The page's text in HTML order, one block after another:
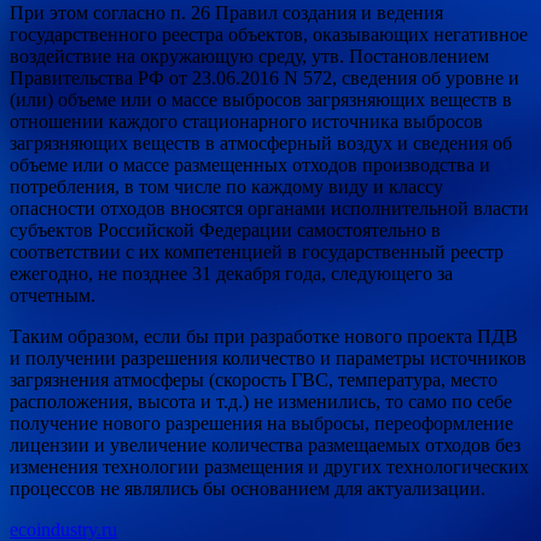
При этом согласно п. 26 Правил создания и ведения
государственного реестра объектов, оказывающих негативное
воздействие на окружающую среду, утв. Постановлением
Правительства РФ от 23.06.2016 N 572, сведения об уровне и
(или) объеме или о массе выбросов загрязняющих веществ в
отношении каждого стационарного источника выбросов
загрязняющих веществ в атмосферный воздух и сведения об
объеме или о массе размещенных отходов производства и
потребления, в том числе по каждому виду и классу
опасности отходов вносятся органами исполнительной власти
субъектов Российской Федерации самостоятельно в
соответствии с их компетенцией в государственный реестр
ежегодно, не позднее 31 декабря года, следующего за
отчетным.
Таким образом, если бы при разработке нового проекта ПДВ
и получении разрешения количество и параметры источников
загрязнения атмосферы (скорость ГВС, температура, место
расположения, высота и т.д.) не изменились, то само по себе
получение нового разрешения на выбросы, переоформление
лицензии и увеличение количества размещаемых отходов без
изменения технологии размещения и других технологических
процессов не являлись бы основанием для актуализации.
ecoindustry.ru